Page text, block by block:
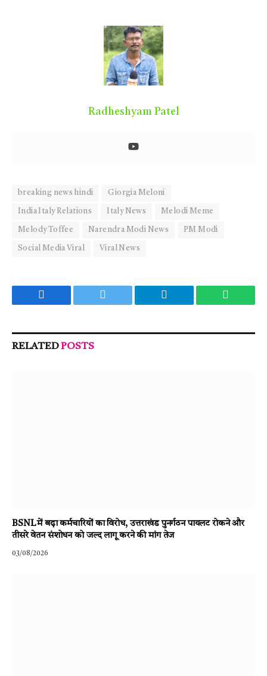
Radheshyam Patel
breaking news hindi Giorgia Meloni
India Italy Relations Italy News Melodi Meme
Melody Toffee Narendra Modi News PM Modi
Social Media Viral Viral News
Facebook Twitter Telegram
RELATEDPOSTS
BSNL में बढ़ा कर्मचारियों का विरोध, उत्तराखंड पुनर्गठन पायलट रोकने और
तीसरे वेतन संशोधन को जल्द लागू करने की मांग तेज
03/08/2026